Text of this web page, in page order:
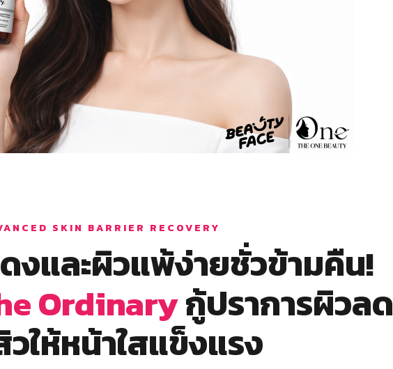
SKIN BARRIER RECOVERY
งและผิวแพ้ง่ายชั่วข้ามคืน!
Ordinaryกู้ปราการผิวลด
ให้หน้าใสแข็งแรง